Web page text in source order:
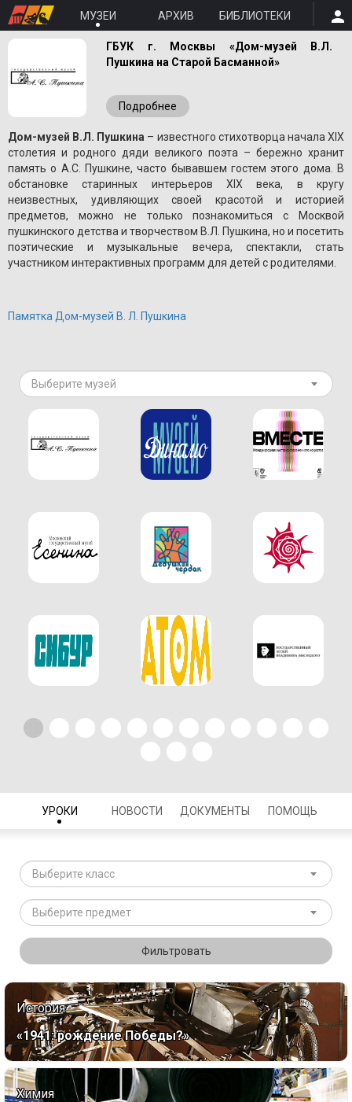
МУЗЕИ АРХИВ БИБЛИОТЕКИ
ГБУК г. Москвы «Дом-музей В.Л.
Пушкина на Старой Басманной»
Подробнее
Дом-музей В.Л. Пушкина – известного стихотворца начала XIX
столетия и родного дяди великого поэта – бережно хранит
память о A.С. Пушкине, часто бывавшем гостем этого дома. В
обстановке старинных интерьеров XIX века, в кругу
неизвестных, удивляющих своей красотой и историей
предметов, можно не только познакомиться с Москвой
пушкинского детства и творчеством В.Л. Пушкина, но и посетить
поэтические и музыкальные вечера, спектакли, стать
участником интерактивных программ для детей с родителями.
Памятка Дом-музей В. Л. Пушкина
Выберите музей
УРОКИ НОВОСТИ ДОКУМЕНТЫ ПОМОЩЬ
Выберите класс
Выберите предмет
Фильтровать
История
«1941: рождение Победы?»
Химия